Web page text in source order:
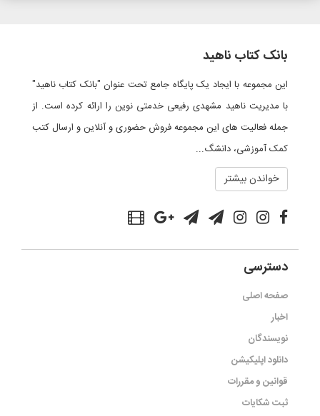
بانک کتاب ناهید
این مجموعه با ایجاد یک پایگاه جامع تحت عنوان "بانک کتاب ناهید"
با مدیریت ناهید مشهدی رفیعی خدمتی نوین را ارائه کرده است. از
جمله فعالیت های این مجموعه فروش حضوری و آنلاین و ارسال کتب
کمک آموزشی، دانشگ...
خواندن بیشتر
دسترسی
صفحه اصلی
اخبار
نویسندگان
دانلود اپلیکیشن
قوانین و مقررات
ثبت شکایات